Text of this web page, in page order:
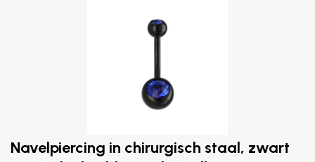
Navelpiercing in chirurgisch staal, zwart